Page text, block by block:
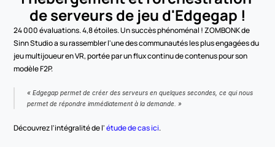
de serveurs de jeu d'Edgegap !
24 000 évaluations. 4,8 étoiles. Un succès phénoménal ! ZOMBONK de
Sinn Studio a su rassembler l'une des communautés les plus engagées du
jeu multijoueur en VR, portée par un flux continu de contenus pour son
modèle F2P.
« Edgegap permet de créer des serveurs en quelques secondes, ce qui nous
permet de répondre immédiatement à la demande. »
Découvrez l'intégralité de l' étude de cas ici.